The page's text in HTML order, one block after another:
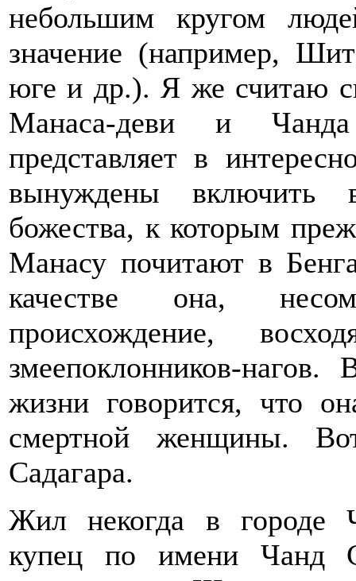
небольшим кругом
значение (например,
юге и др.). Я же считаю
Манаса-деви и
представляет в
вынуждены включить
божества, к которым
Манасу почитают в
качестве она,
происхождение,
змеепоклонников-
жизни говорится, что
смертной женщины.
Садагара.
Жил некогда в городе
купец по имени Чанд